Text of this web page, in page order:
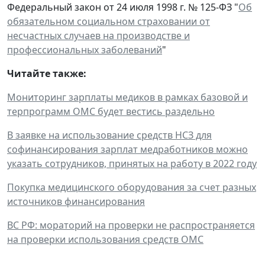
Федеральный закон от 24 июля 1998 г. № 125-ФЗ "Об
обязательном социальном страховании от
несчастных случаев на производстве и
профессиональных заболеваний"
Читайте также:
Мониторинг зарплаты медиков в рамках базовой и
терпрограмм ОМС будет вестись раздельно
В заявке на использование средств НСЗ для
софинансирования зарплат медработников можно
указать сотрудников, принятых на работу в 2022 году
Покупка медицинского оборудования за счет разных
источников финансирования
ВС РФ: мораторий на проверки не распространяется
на проверки использования средств ОМС